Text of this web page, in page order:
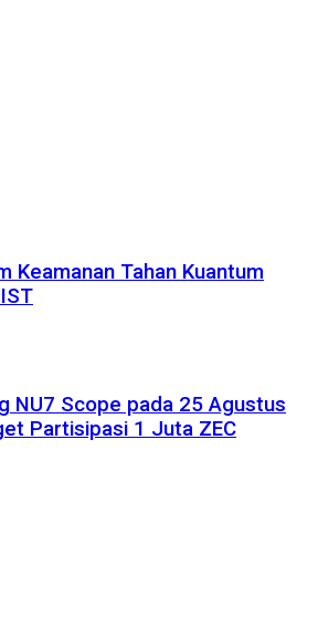
Keamanan Tahan Kuantum
NU7 Scope pada 25 Agustus
Partisipasi 1 Juta ZEC